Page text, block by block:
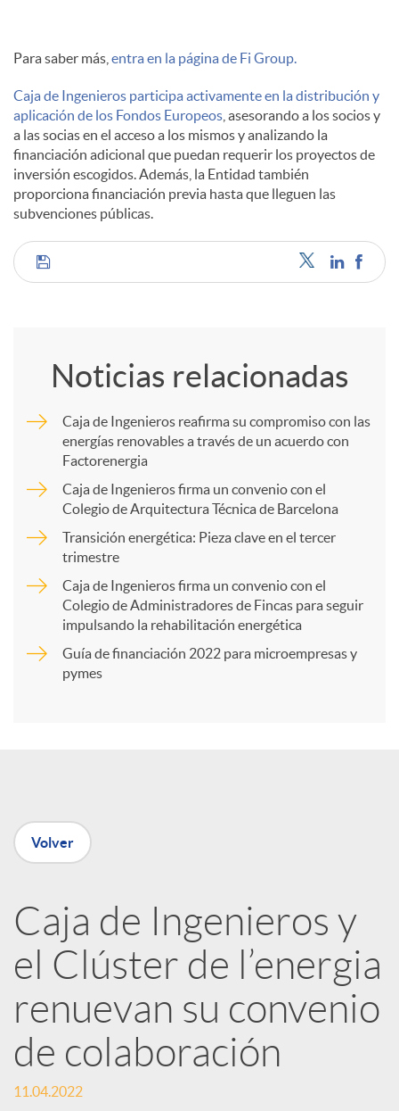
Para saber más, entra en la página de Fi Group.
Caja de Ingenieros participa activamente en la distribución y
aplicación de los Fondos Europeos , asesorando a los socios y
a las socias en el acceso a los mismos y analizando la
financiación adicional que puedan requerir los proyectos de
inversión escogidos. Además, la Entidad también
proporciona financiación previa hasta que lleguen las
subvenciones públicas.
C
m
r
n
R
e
d
e
Noticias relacionadas
Caja de Ingenieros reafirma su compromiso con las
energías renovables a través de un acuerdo con
Factorenergia
Caja de Ingenieros firma un convenio con el
Colegio de Arquitectura Técnica de Barcelona
Transición energética: Pieza clave en el tercer
trimestre
Caja de Ingenieros firma un convenio con el
Colegio de Administradores de Fincas para seguir
impulsando la rehabilitación energética
Guía de financiación 2022 para microempresas y
pymes
Volver
Caja de Ingenieros y
el Clúster de l’energia
renuevan su convenio
de colaboración
11.04.2022